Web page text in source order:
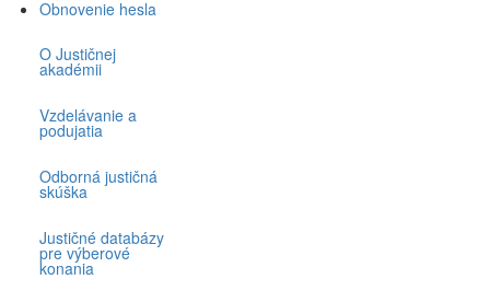
Obnovenie hesla
O Justičnej
akadémii
Vzdelávanie a
podujatia
Odborná justičná
skúška
Justičné databázy
pre výberové
konania